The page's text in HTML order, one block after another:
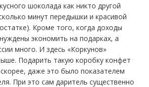
шоколада как никто другой
минут передышки и красивой
Кроме того, когда доходы
экономить на подарках, а
много. И здесь «Коркунов»
Подарить такую коробку конфет
даже это было показателем
При это сам даритель существенно